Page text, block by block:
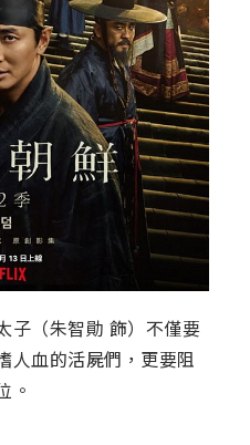
（朱智勛 飾）不僅要
人血的活屍們，更要阻
。